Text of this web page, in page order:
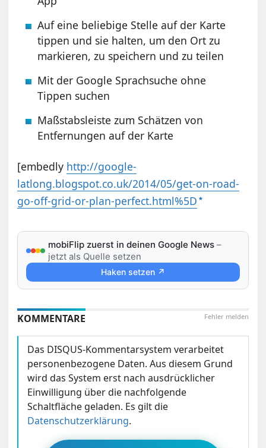
Auf eine beliebige Stelle auf der Karte
tippen und sie halten, um den Ort zu
markieren, zu speichern und zu teilen
Mit der Google Sprachsuche ohne
Tippen suchen
Maßstabsleiste zum Schätzen von
Entfernungen auf der Karte
[embedly http://google-
latlong.blogspot.co.uk/2014/05/get-on-road-
go-off-grid-or-plan-perfect.html%5D
mobiFlip zuerst in deinen Google News –
jetzt als Quelle setzen
Haken setzen ↗
Fehler melden
KOMMENTARE
Das DISQUS-Kommentarsystem verarbeitet
personenbezogene Daten. Aus diesem Grund
wird das System erst nach ausdrücklicher
Einwilligung über die nachfolgende
Schaltfläche geladen. Es gilt die
Datenschutzerklärung.